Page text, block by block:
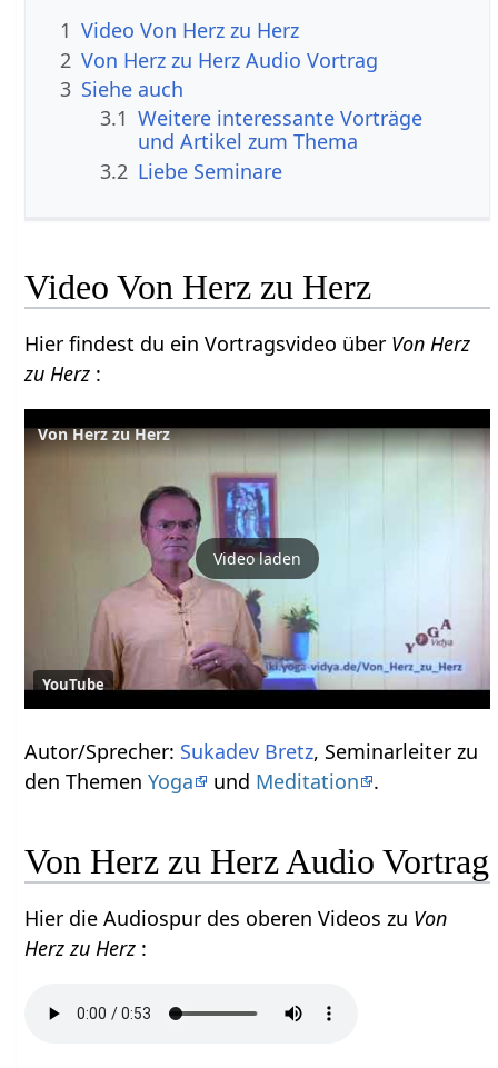
1 Video Von Herz zu Herz
2 Von Herz zu Herz Audio Vortrag
3 Siehe auch
3.1 Weitere interessante Vorträge
und Artikel zum Thema
3.2 Liebe Seminare
Video Von Herz zu Herz
Hier findest du ein Vortragsvideo über Von Herz
zu Herz :
Von Herz zu Herz
Video laden
YouTube
Autor/Sprecher: Sukadev Bretz, Seminarleiter zu
den ThemenYoga und Meditation .
Von Herz zu Herz Audio Vortrag
Hier die Audiospur des oberen Videos zu Von
Herz zu Herz :